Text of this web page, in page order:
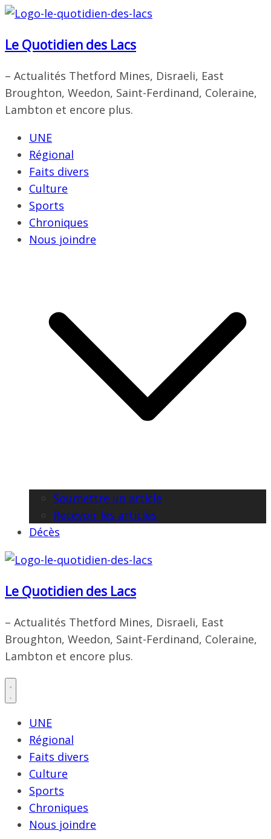
Passer
contenu
Le Quotidien des Lacs
– Actualités Thetford Mines, Disraeli, East
Broughton, Weedon, Saint-Ferdinand, Coleraine,
Lambton et encore plus.
UNE
Régional
Faits divers
Culture
Sports
Chroniques
Nous joindre
Soumettre un article
Recevoir les articles
Décès
Le Quotidien des Lacs
– Actualités Thetford Mines, Disraeli, East
Broughton, Weedon, Saint-Ferdinand, Coleraine,
Lambton et encore plus.
UNE
Régional
Faits divers
Culture
Sports
Chroniques
Nous joindre